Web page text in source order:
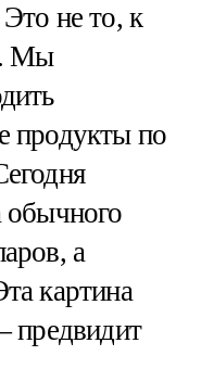
не то, к
Мы
продукты по
обычного
а
картина
предвидит